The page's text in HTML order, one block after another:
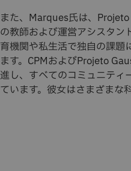
また、Marques氏は、
の教師および運営アシスタン
育機関や私生活で独自の課題
ます。CPMおよびProjeto
進し、すべてのコミュニティ
ています。彼女はさまざまな